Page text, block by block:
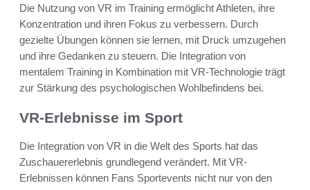
Die Nutzung von VR im Training ermöglicht Athleten, ihre
Konzentration und ihren Fokus zu verbessern. Durch
gezielte Übungen können sie lernen, mit Druck umzugehen
und ihre Gedanken zu steuern. Die Integration von
mentalem Training in Kombination mit VR-Technologie trägt
zur Stärkung des psychologischen Wohlbefindens bei.
VR-Erlebnisse im Sport
Die Integration von VR in die Welt des Sports hat das
Zuschauererlebnis grundlegend verändert. Mit VR-
Erlebnissen können Fans Sportevents nicht nur von den